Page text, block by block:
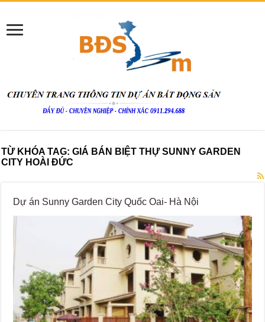
TỪ KHÓA TAG:GIÁ BÁN BIỆT THỰ SUNNY GARDEN
CITY HOÀI ĐỨC
Dự án Sunny Garden City Quốc Oai- Hà Nội